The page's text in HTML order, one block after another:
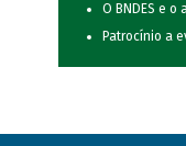
O BNDES e o
Patrocínio a